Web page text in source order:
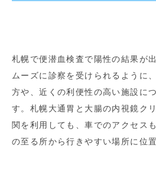
札幌で便潜血検査で陽性の結果が
ムーズに診察を受けられるように
方や、近くの利便性の高い施設に
す。札幌大通胃と大腸の内視鏡ク
関を利用しても、車でのアクセス
の至る所から行きやすい場所に位